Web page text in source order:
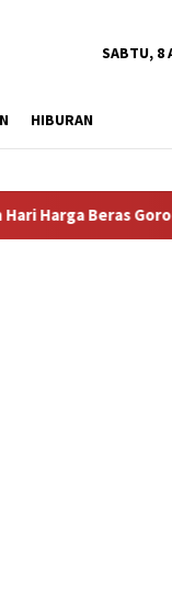
SABTU, 8
HIBURAN
Gorontalo